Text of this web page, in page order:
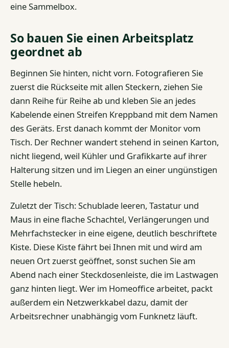
eine Sammelbox.
So bauen Sie einen Arbeitsplatz
geordnet ab
Beginnen Sie hinten, nicht vorn. Fotografieren Sie
zuerst die Rückseite mit allen Steckern, ziehen Sie
dann Reihe für Reihe ab und kleben Sie an jedes
Kabelende einen Streifen Kreppband mit dem Namen
des Geräts. Erst danach kommt der Monitor vom
Tisch. Der Rechner wandert stehend in seinen Karton,
nicht liegend, weil Kühler und Grafikkarte auf ihrer
Halterung sitzen und im Liegen an einer ungünstigen
Stelle hebeln.
Zuletzt der Tisch: Schublade leeren, Tastatur und
Maus in eine flache Schachtel, Verlängerungen und
Mehrfachstecker in eine eigene, deutlich beschriftete
Kiste. Diese Kiste fährt bei Ihnen mit und wird am
neuen Ort zuerst geöffnet, sonst suchen Sie am
Abend nach einer Steckdosenleiste, die im Lastwagen
ganz hinten liegt. Wer im Homeoffice arbeitet, packt
außerdem ein Netzwerkkabel dazu, damit der
Arbeitsrechner unabhängig vom Funknetz läuft.